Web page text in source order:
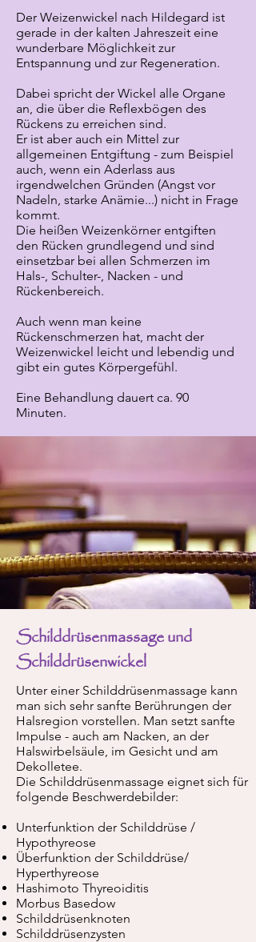
Der Weizenwickel nach Hildegard ist
gerade in der kalten Jahreszeit eine
wunderbare Möglichkeit zur
Entspannung und zur Regeneration.
Dabei spricht der Wickel alle Organe
an, die über die Reflexbögen des
Rückens zu erreichen sind.
Er ist aber auch ein Mittel zur
allgemeinen Entgiftung - zum Beispiel
auch, wenn ein Aderlass aus
irgendwelchen Gründen (Angst vor
Nadeln, starke Anämie...) nicht in Frage
kommt.
Die heißen Weizenkörner entgiften
den Rücken grundlegend und sind
einsetzbar bei allen Schmerzen im
Hals-, Schulter-, Nacken - und
Rückenbereich.
Auch wenn man keine
Rückenschmerzen hat, macht der
Weizenwickel leicht und lebendig und
gibt ein gutes Körpergefühl.
Eine Behandlung dauert ca. 90
Minuten.
Schilddrüsenmassage und
Schilddrüsenwickel
Unter einer Schilddrüsenmassage kann
man sich sehr sanfte Berührungen der
Halsregion vorstellen. Man setzt sanfte
Impulse - auch am Nacken, an der
Halswirbelsäule, im Gesicht und am
Dekolletee.
Die Schilddrüsenmassage eignet sich für
folgende Beschwerdebilder:
Unterfunktion der Schilddrüse /
Hypothyreose
Überfunktion der Schilddrüse/
Hyperthyreose
Hashimoto Thyreoiditis
Morbus Basedow
Schilddrüsenknoten
Schilddrüsenzysten